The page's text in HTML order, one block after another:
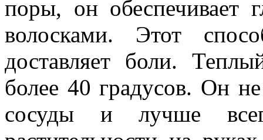
поры, он обеспечивает
волосками. Этот
доставляет боли.
более 40 градусов. Он
сосуды и лучше